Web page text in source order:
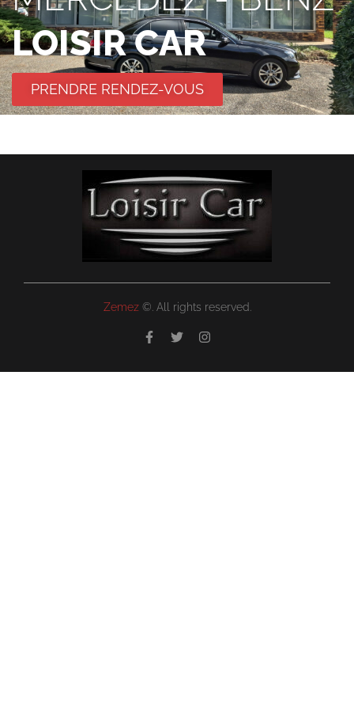
LOISIR CAR
PRENDRE RENDEZ-VOUS
Zemez ©. All rights reserved.